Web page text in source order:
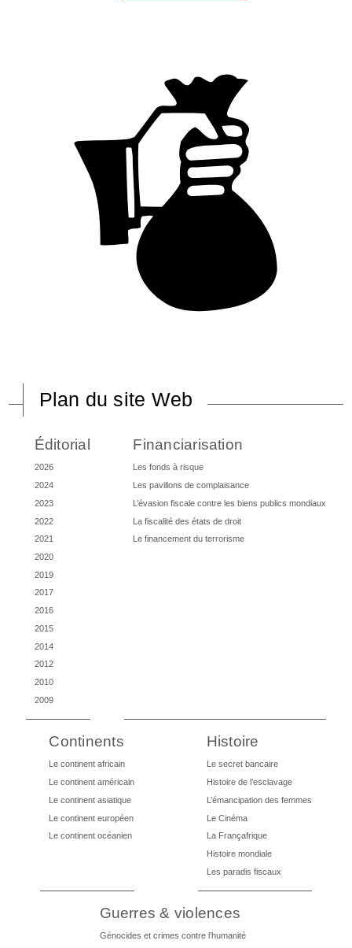
Plan du site Web
Éditorial
2026
2024
2023
2022
2021
2020
2019
2017
2016
2015
2014
2012
2010
2009
Financiarisation
Les fonds à risque
Les pavillons de complaisance
L’évasion fiscale contre les biens publics mondiaux
La fiscalité des états de droit
Le financement du terrorisme
Continents
Le continent africain
Le continent américain
Le continent asiatique
Le continent européen
Le continent océanien
Histoire
Le secret bancaire
Histoire de l’esclavage
L’émancipation des femmes
Le Cinéma
La Françafrique
Histoire mondiale
Les paradis fiscaux
Guerres & violences
Génocides et crimes contre l’humanité